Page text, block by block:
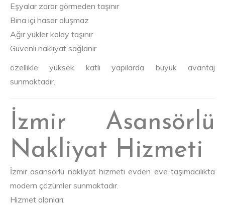
Eşyalar zarar görmeden taşınır
Bina içi hasar oluşmaz
Ağır yükler kolay taşınır
Güvenli nakliyat sağlanır
özellikle yüksek katlı yapılarda büyük avantaj
sunmaktadır.
İzmir Asansörlü
Nakliyat Hizmeti
İzmir asansörlü nakliyat hizmeti evden eve taşımacılıkta
modern çözümler sunmaktadır.
Hizmet alanları: